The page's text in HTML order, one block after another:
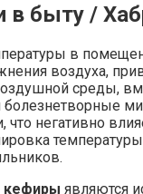
в быту /
в
воздуха,
среды,
болезнетворные
негативно
кефиры являются